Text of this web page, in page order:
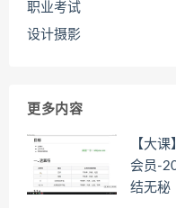
职业考试
设计摄影
更多内容
【大
会员-
结无秘